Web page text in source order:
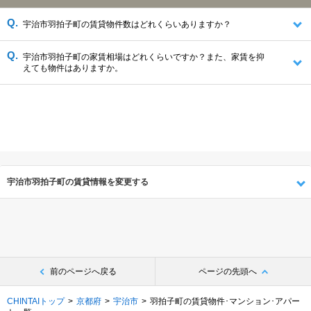
宇治市羽拍子町の賃貸物件数はどれくらいありますか？
宇治市羽拍子町の家賃相場はどれくらいですか？また、家賃を抑
えても物件はありますか。
宇治市羽拍子町の賃貸情報を変更する
前のページへ戻る ページの先頭へ
CHINTAIトップ 京都府 宇治市
羽拍子町の賃貸物件･マンション･アパー